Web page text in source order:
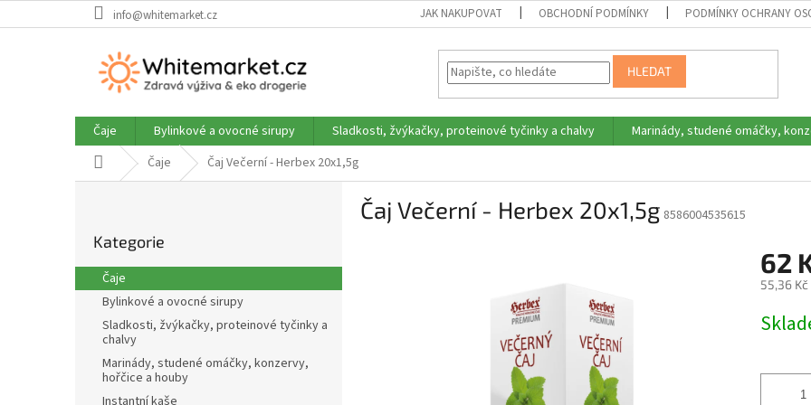
na
info@whitemarket.cz JAK NAKUPOVAT OBCHODNÍ PODMÍNKY PODMÍNKY OCHRANY
HLEDAT
Čaje Bylinkové a ovocné sirupy Sladkosti, žvýkačky, proteinové tyčinky a chalvy Marinády, studené omáčky,
Domů Čaje Čaj Večerní - Herbex 20x1,5g
r
a
kategorie
Kategorie
Čaje
Bylinkové a ovocné sirupy
Sladkosti, žvýkačky, proteinové tyčinky a
chalvy
Marinády, studené omáčky, konzervy,
hořčice a houby
Instantní kaše
Čaj Večerní - Herbex 20x1,5g 8586004535615
62
55,36 Kč
cena: